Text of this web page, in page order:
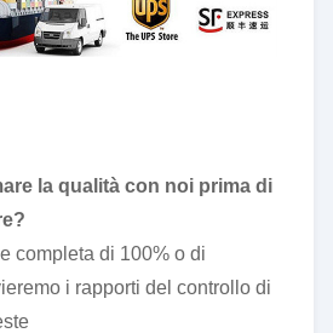
la qualità con noi prima di
completa di 100% o di
i rapporti del controllo di